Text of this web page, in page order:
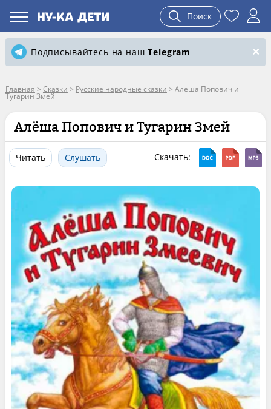
Поиск
Подписывайтесь на нашTelegram
Главная > Сказки > Русские народные сказки > Алёша Попович и
Тугарин Змей
Алёша Попович и Тугарин Змей
Читать Слушать Скачать: